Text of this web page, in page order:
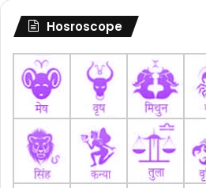
Hosroscope